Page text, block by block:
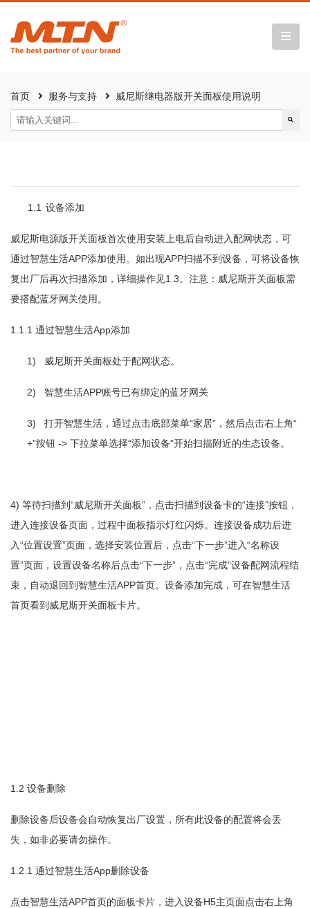
首页 服务与支持 威尼斯继电器版开关面板使用说明
1.1 设备添加
威尼斯电源版开关面板首次使用安装上电后自动进入配网状态，可
通过智慧生活APP添加使用。如出现APP扫描不到设备，可将设备恢
复出厂后再次扫描添加，详细操作见1.3。注意：威尼斯开关面板需
要搭配蓝牙网关使用。
1.1.1 通过智慧生活App添加
1) 威尼斯开关面板处于配网状态。
2) 智慧生活APP账号已有绑定的蓝牙网关
3) 打开智慧生活，通过点击底部菜单“家居” ，然后点击右上角“
+”按钮 -> 下拉菜单选择“添加设备”开始扫描附近的生态设备。
4) 等待扫描到 “威尼斯开关面板” ，点击扫描到设备卡的“连接”按钮，
进入连接设备页面，过程中面板指示灯红闪烁。连接设备成功后进
入“位置设置”页面，选择安装位置后，点击“下一步”进入“名称设
置”页面，设置设备名称后点击“下一步” ，点击“完成”设备配网流程结
束，自动退回到智慧生活APP首页。设备添加完成，可在智慧生活
首页看到威尼斯开关面板卡片。
1.2 设备删除
删除设备后设备会自动恢复出厂设置，所有此设备的配置将会丢
失，如非必要请勿操作。
1.2.1 通过智慧生活App删除设备
点击智慧生活APP首页的面板卡片，进入设备H5主页面点击右上角